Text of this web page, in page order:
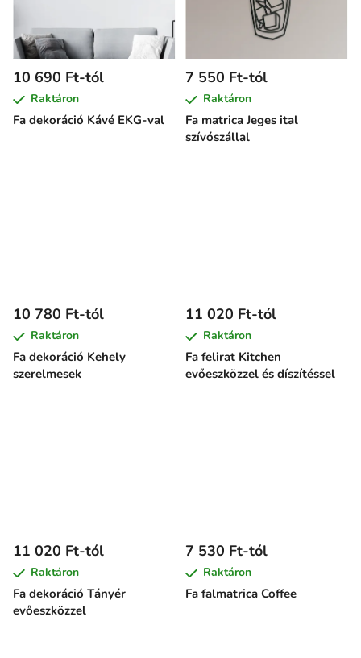
Fa dekoráció Kávé EKG-val
10 690 Ft-tól
Raktáron
Fa matrica Jeges ital
szívószállal
7 550 Ft-tól
Raktáron
Fa dekoráció Kehely
szerelmesek
10 780 Ft-tól
Raktáron
Fa felirat Kitchen
evőeszközzel és díszítéssel
11 020 Ft-tól
Raktáron
Fa dekoráció Tányér
evőeszközzel
11 020 Ft-tól
Raktáron
Fa falmatrica Coffee
7 530 Ft-tól
Raktáron